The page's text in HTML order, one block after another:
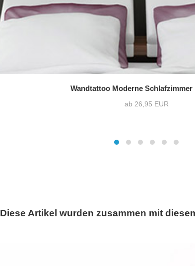
Wandtattoo Moderne
ab 26,95 EUR
Diese Artikel wurden zusammen mit